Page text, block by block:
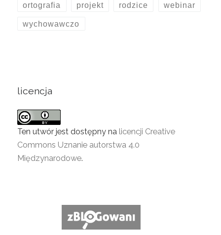
ortografia projekt rodzice webinar
wychowawczo
licencja
Ten utwór jest dostępny na licencji Creative
Commons Uznanie autorstwa 4.0
Międzynarodowe.